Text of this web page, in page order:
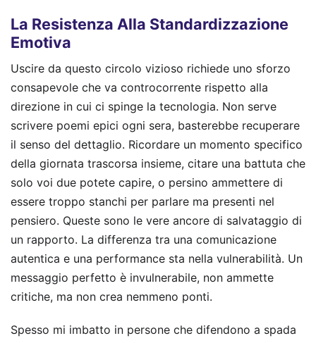
La Resistenza Alla Standardizzazione
Emotiva
Uscire da questo circolo vizioso richiede uno sforzo
consapevole che va controcorrente rispetto alla
direzione in cui ci spinge la tecnologia. Non serve
scrivere poemi epici ogni sera, basterebbe recuperare
il senso del dettaglio. Ricordare un momento specifico
della giornata trascorsa insieme, citare una battuta che
solo voi due potete capire, o persino ammettere di
essere troppo stanchi per parlare ma presenti nel
pensiero. Queste sono le vere ancore di salvataggio di
un rapporto. La differenza tra una comunicazione
autentica e una performance sta nella vulnerabilità. Un
messaggio perfetto è invulnerabile, non ammette
critiche, ma non crea nemmeno ponti.
Spesso mi imbatto in persone che difendono a spada